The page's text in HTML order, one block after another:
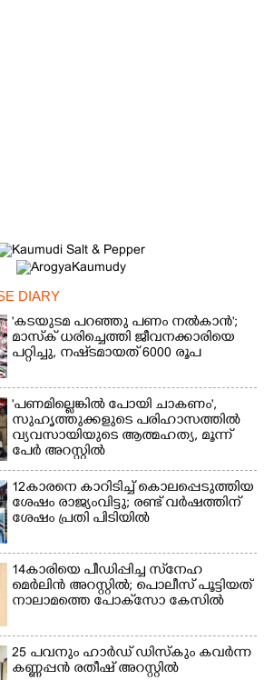
DIARY
'കടയുടമ പറഞ്ഞു പണം നൽകാൻ';
മാസ്‌ക് ധരിച്ചെത്തി ജീവനക്കാരിയെ
പറ്റിച്ചു, നഷ്‌ടമായത് 6000 രൂപ
'പണമില്ലെങ്കിൽ പോയി ചാകണം',
സുഹൃത്തുക്കളുടെ പരിഹാസത്തിൽ
വ്യവസായിയുടെ ആത്മഹത്യ, മൂന്ന്
പേർ അറസ്റ്റിൽ
12കാരനെ കാറിടിച്ച് കൊലപ്പെടുത്തിയ
ശേഷം രാജ്യംവിട്ടു; രണ്ട് വർഷത്തിന്
ശേഷം പ്രതി പിടിയിൽ
14കാരിയെ പീഡിപ്പിച്ച സ്‌നേഹ
മെർലിൻ അറസ്റ്റിൽ; പൊലീസ് പൂട്ടിയത്
നാലാമത്തെ പോക്‌സോ കേസിൽ
25 പവനും ഹാർഡ് ഡിസ്കും കവർന്ന
കണ്ണപ്പൻ രതീഷ് അറസ്റ്റിൽ
Share this link
Copy Link